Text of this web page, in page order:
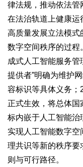
律法规，推动依法管
在法治轨道上健康运
高质量发展立法模
数字空间秩序的过程
成式人工智能服务管
提供者”明确为维护
容标识等具体义务
正式生效，将总体国
标内嵌于人工智能治
实现人工智能数字
理共识等新的秩序要
则与可行路径。